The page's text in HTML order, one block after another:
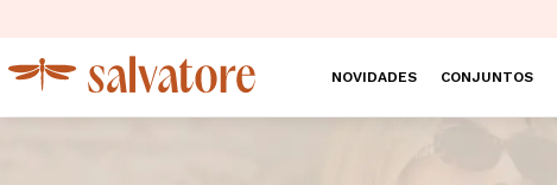
NOVIDADES CONJUNTOS